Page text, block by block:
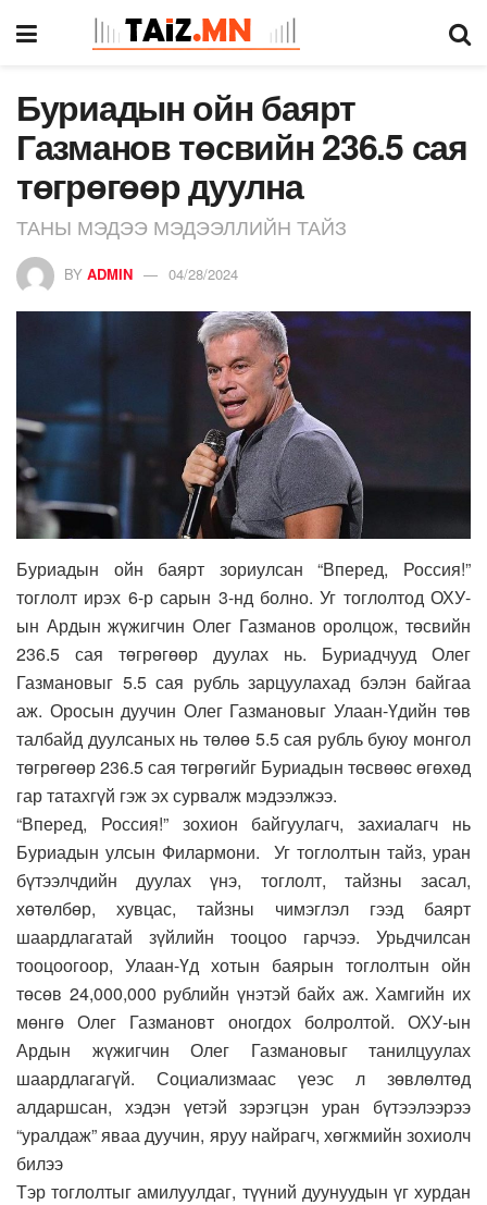
Буриадын ойн баярт
Газманов төсвийн 236.5 сая
төгрөгөөр дуулна
ТАНЫ МЭДЭЭ МЭДЭЭЛЛИЙН ТАЙЗ
BY ADMIN 04/28/2024
Буриадын ойн баярт зориулсан “Вперед, Россия!”
тоглолт ирэх 6-р сарын 3-нд болно. Уг тоглолтод ОХУ-
ын Ардын жүжигчин Олег Газманов оролцож, төсвийн
236.5 сая төгрөгөөр дуулах нь. Буриадчууд Олег
Газмановыг 5.5 сая рубль зарцуулахад бэлэн байгаа
аж. Оросын дуучин Олег Газмановыг Улаан-Үдийн төв
талбайд дуулсаных нь төлөө 5.5 сая рубль буюу монгол
төгрөгөөр 236.5 сая төгрөгийг Буриадын төсвөөс өгөхөд
гар татахгүй гэж эх сурвалж мэдээлжээ.
“Вперед, Россия!” зохион байгуулагч, захиалагч нь
Буриадын улсын Филармони. Уг тоглолтын тайз, уран
бүтээлчдийн дуулах үнэ, тоглолт, тайзны засал,
хөтөлбөр, хувцас, тайзны чимэглэл гээд баярт
шаардлагатай зүйлийн тооцоо гарчээ. Урьдчилсан
тооцоогоор, Улаан-Үд хотын баярын тоглолтын ойн
төсөв 24,000,000 рублийн үнэтэй байх аж. Хамгийн их
мөнгө Олег Газмановт оногдох болролтой. ОХУ-ын
Ардын жүжигчин Олег Газмановыг танилцуулах
шаардлагагүй. Социализмаас үеэс л зөвлөлтөд
алдаршсан, хэдэн үетэй зэрэгцэн уран бүтээлээрээ
“уралдаж” яваа дуучин, яруу найрагч, хөгжмийн зохиолч
билээ
Тэр тоглолтыг амилуулдаг, түүний дуунуудын үг хурдан